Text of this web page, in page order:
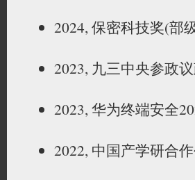
2024, 保密科技奖(部
2023, 九三中央参政
2023, 华为终端安全
2022, 中国产学研合